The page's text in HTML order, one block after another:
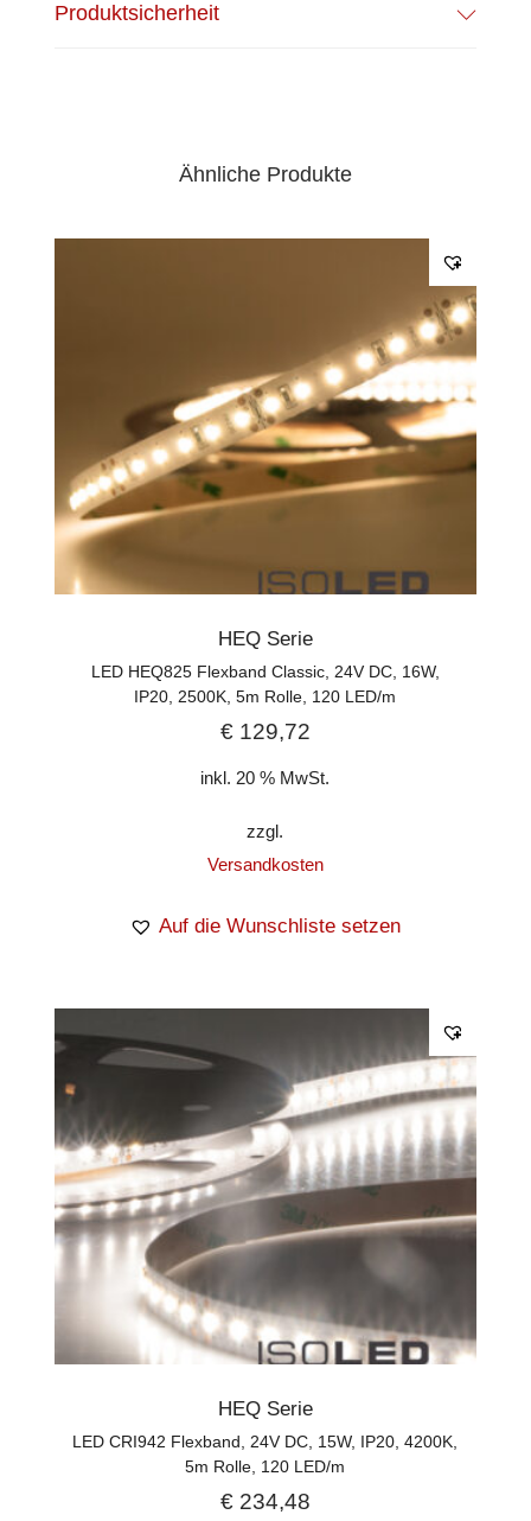
Produktsicherheit
Ähnliche Produkte
HEQ Serie
LED HEQ825 Flexband Classic, 24V DC, 16W,
IP20, 2500K, 5m Rolle, 120 LED/m
€129,72
inkl. 20 % MwSt.
zzgl.
Versandkosten
Auf die Wunschliste setzen
HEQ Serie
LED CRI942 Flexband, 24V DC, 15W, IP20, 4200K,
5m Rolle, 120 LED/m
€234,48